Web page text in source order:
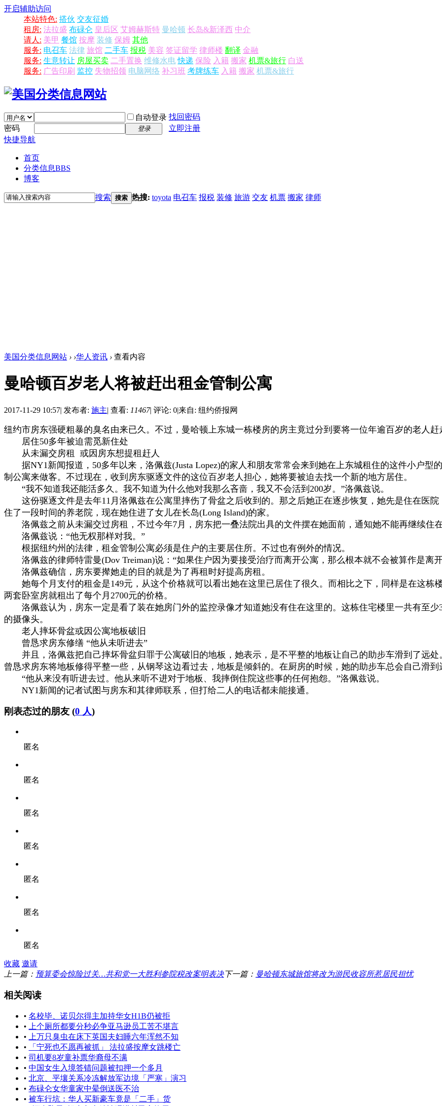
开启辅助访问
本站特色: 搭伙 交友征婚
租房: 法拉盛 布碌仑 皇后区 艾姆赫斯特 曼哈顿 长岛&新泽西 中介
请人: 美甲 餐馆 按摩 装修 保姆 其他
服务: 电召车 法律 旅馆 二手车 报税 美容 签证留学 律师楼 翻译 金融
服务: 生意转让 房屋买卖 二手置换 维修水电 快递 保险 入籍 搬家 机票&旅行 白送
服务: 广告印刷 监控 失物招领 电脑网络 补习班 考牌练车 入籍 搬家 机票&旅行
自动登录 找回密码
密码
登录
立即注册
快捷导航
首页
分类信息BBS
博客
搜索 搜索 热搜: toyota 电召车 报税 装修 旅游 交友 机票 搬家 律师
美国分类信息网站 › ›华人资讯 › 查看内容
曼哈顿百岁老人将被赶出租金管制公寓
2017-11-29 10:57| 发布者: 施主| 查看: 11467| 评论: 0|来自: 纽约侨报网
纽约市房东强硬粗暴的臭名由来已久。不过，曼哈顿上东城一栋楼房的房主竟过分到要将一位年逾百岁的老人赶
居住50多年被迫需觅新住处
从未漏交房租 或因房东想提租赶人
据NY1新闻报道，50多年以来，洛佩兹(Justa Lopez)的家人和朋友常常会来到她在上东城租住的这件小户型
制公寓来做客。不过现在，收到房东驱逐文件的这位百岁老人担心，她将要被迫去找一个新的地方居住。
“我不知道我还能活多久。我不知道为什么他对我那么吝啬，我又不会活到200岁。”洛佩兹说。
这份驱逐文件是去年11月洛佩兹在公寓里摔伤了骨盆之后收到的。那之后她正在逐步恢复，她先是住在医院
住了一段时间的养老院，现在她住进了女儿在长岛(Long Island)的家。
洛佩兹之前从未漏交过房租，不过今年7月，房东把一叠法院出具的文件摆在她面前，通知她不能再继续住
洛佩兹说：“他无权那样对我。”
根据纽约州的法律，租金管制公寓必须是住户的主要居住所。不过也有例外的情况。
洛佩兹的律师特雷曼(Dov Treiman)说：“如果住户因为要接受治疗而离开公寓，那么根本就不会被算作是离
洛佩兹确信，房东要撵她走的目的就是为了再租时好提高房租。
她每个月支付的租金是149元，从这个价格就可以看出她在这里已居住了很久。而相比之下，同样是在这栋
两套卧室房就租出了每个月2700元的价格。
洛佩兹认为，房东一定是看了装在她房门外的监控录像才知道她没有住在这里的。这栋住宅楼里一共有至少
的摄像头。
老人摔坏骨盆或因公寓地板破旧
曾恳求房东修缮 “他从未听进去”
并且，洛佩兹把自己摔坏骨盆归罪于公寓破旧的地板，她表示，是不平整的地板让自己的助步车滑到了远处
曾恳求房东将地板修得平整一些，从钢琴这边看过去，地板是倾斜的。在厨房的时候，她的助步车总会自己滑到
“他从来没有听进去过。他从来听不进对于地板、我摔倒住院这些事的任何抱怨。”洛佩兹说。
NY1新闻的记者试图与房东和其律师联系，但打给二人的电话都未能接通。
刚表态过的朋友 (0 人)
匿名
匿名
匿名
匿名
匿名
匿名
匿名
收藏 邀请
上一篇： 预算委会惊险过关…共和党一大胜利参院税改案明表决下一篇： 曼哈顿东城旅馆将改为游民收容所惹居民担忧
相关阅读
• 名校毕、诺贝尔得主加持华女H1B仍被拒
•
上个厕所都要分秒必争亚马逊员工苦不堪言
•
上万只臭虫在床下英国夫妇睡六年浑然不知
•
「宁死也不愿再被抓」 法拉盛按摩女跳楼亡
• 司机要8岁童补票华裔母不满
• 中国女生入境答错问题被扣押一个多月
• 北京、平壤关系冷冻解放军边境「严寒」演习
• 布碌仑女华童家中晕倒送医不治
• 被车行坑：华人买新豪车竟是「二手」货